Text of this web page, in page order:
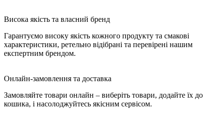
Висока якість та власний бренд
Гарантуємо високу якість кожного продукту та смакові
характеристики, ретельно відібрані та перевірені нашим
експертним брендом.
Онлайн-замовлення та доставка
Замовляйте товари онлайн – виберіть товари, додайте їх до
кошика, і насолоджуйтесь якісним сервісом.